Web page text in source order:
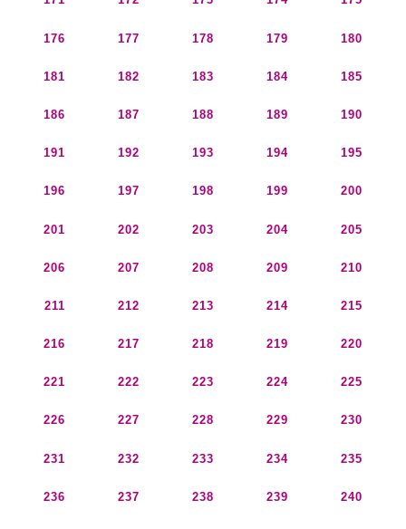
176 177 178 179 180
181 182 183 184 185
186 187 188 189 190
191 192 193 194 195
196 197 198 199 200
201 202 203 204 205
206 207 208 209 210
211 212 213 214 215
216 217 218 219 220
221 222 223 224 225
226 227 228 229 230
231 232 233 234 235
236 237 238 239 240